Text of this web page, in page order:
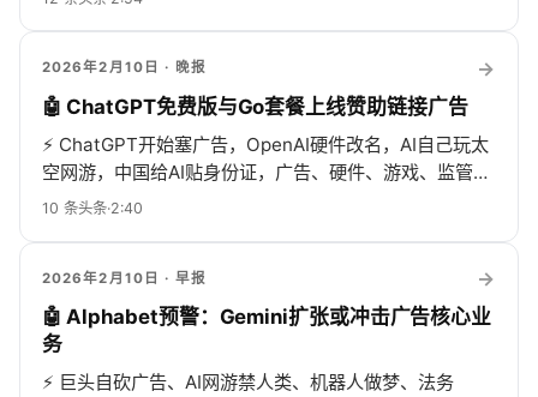
2026年2月10日 · 晚报
→
🤖 ChatGPT免费版与Go套餐上线赞助链接广告
⚡ ChatGPT开始塞广告，OpenAI硬件改名，AI自己玩太
空网游，中国给AI贴身份证，广告、硬件、游戏、监管全
在卷！
10 条头条·2:40
2026年2月10日 · 早报
→
🤖 Alphabet预警：Gemini扩张或冲击广告核心业
务
⚡ 巨头自砍广告、AI网游禁人类、机器人做梦、法务